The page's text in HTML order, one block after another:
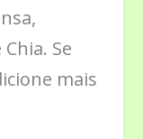
Se
mais